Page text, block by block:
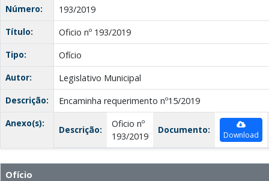
Número:
193/2019
Título:
Oficio nº 193/2019
Tipo:
Ofício
Autor:
Legislativo Municipal
Descrição:
Encaminha requerimento nº15/2019
Anexo(s):
Descrição:
Oficio nº
193/2019
Documento: Download
Ofício